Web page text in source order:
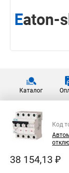
Каталог
Код
38 154,13 ₽